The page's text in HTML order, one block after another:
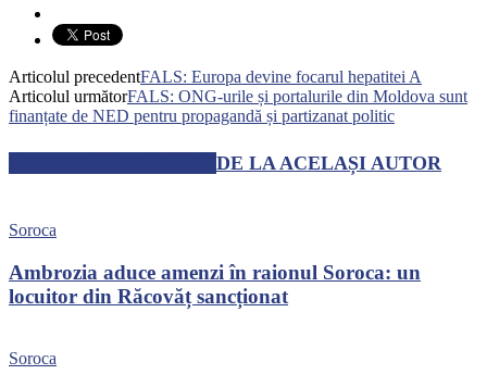
Articolul precedentFALS: Europa devine focarul hepatitei A
Articolul următorFALS: ONG-urile și portalurile din Moldova sunt
finanțate de NED pentru propagandă și partizanat politic
DE LA ACELAȘI AUTOR
Soroca
Ambrozia aduce amenzi în raionul Soroca: un
locuitor din Răcovăț sancționat
Soroca